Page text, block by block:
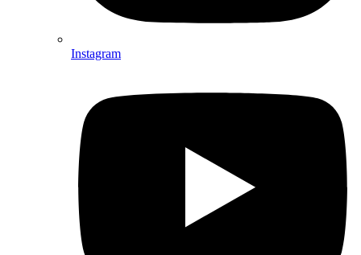
Instagram